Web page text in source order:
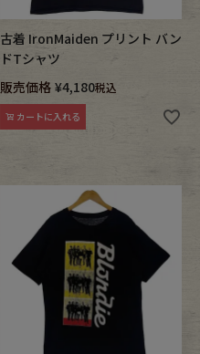
古着 IronMaiden プリント バン
ドTシャツ
販売価格 ¥4,180税込
カートに入れる